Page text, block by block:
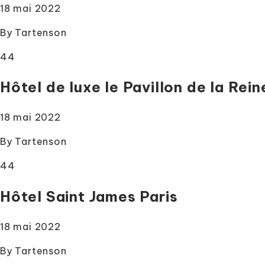
18 mai 2022
By Tartenson
44
Hôtel de luxe le Pavillon de la
18 mai 2022
By Tartenson
44
Hôtel Saint James Paris
18 mai 2022
By Tartenson